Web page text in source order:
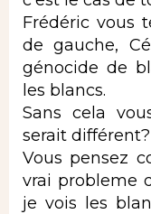
Frédéric vous
de gauche,
génocide de
les blancs.
Sans cela
serait différent?
Vous pensez
vrai probleme
je vois les